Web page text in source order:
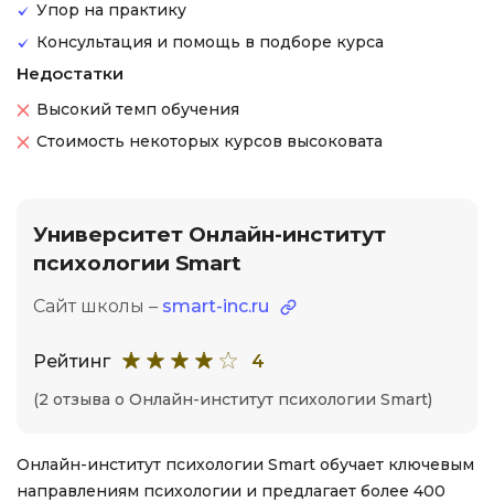
Упор на практику
Консультация и помощь в подборе курса
Недостатки
Высокий темп обучения
Стоимость некоторых курсов высоковата
Университет Онлайн-институт
психологии Smart
Сайт школы – smart-inc.ru
Рейтинг 4
(2 отзыва о Онлайн-институт психологии Smart)
Онлайн-институт психологии Smart обучает ключевым
направлениям психологии и предлагает более 400